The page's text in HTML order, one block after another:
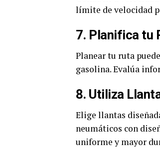
límite de velocidad
7. Planifica tu
Planear tu ruta
gasolina. Evalúa
8. Utiliza
Elige llantas
neumáticos con
uniforme y mayor